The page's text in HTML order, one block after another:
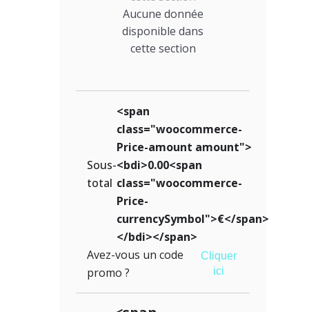
Aucune donnée
disponible dans
cette section
Sous-
total
<span
class="woocommerce-
Price-amount amount">
<bdi>0.00<span
class="woocommerce-
Price-
currencySymbol">€</span>
</bdi></span>
Avez-vous un code
promo ?
Cliquer
ici